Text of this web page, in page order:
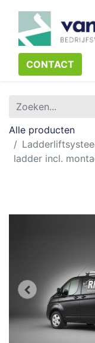
CONTACT​​​​
Alle producten
ladder incl.